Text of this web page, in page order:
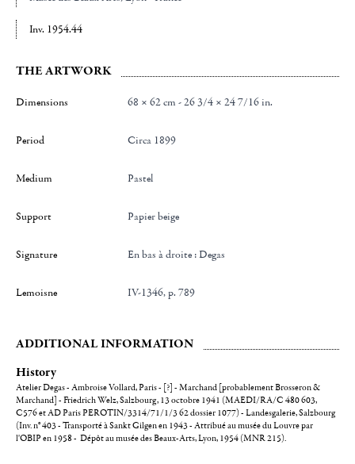
Inv. 1954.44
THE ARTWORK
Dimensions 68 × 62 cm - 26 3/4 × 24 7/16 in.
Period Circa 1899
Medium Pastel
Support Papier beige
Signature en bas à droite : Degas
Lemoisne IV-1346, p. 789
ADDITIONAL INFORMATION
History
Atelier Degas - Ambroise Vollard, Paris - [?] - Marchand [probablement Brosseron &
Marchand] - Friedrich Welz, Salzbourg, 13 octobre 1941 (MAEDI/RA/C 480 603,
C576 et AD Paris PEROTIN/3314/71/1/3 62 dossier 1077) - Landesgalerie, Salzbourg
(Inv. n° 403 - Transporté à Sankt Gilgen en 1943 - Attribué au musée du Louvre par
l'OBIP en 1958 - Dépôt au musée des Beaux-Arts, Lyon, 1954 (MNR 215).